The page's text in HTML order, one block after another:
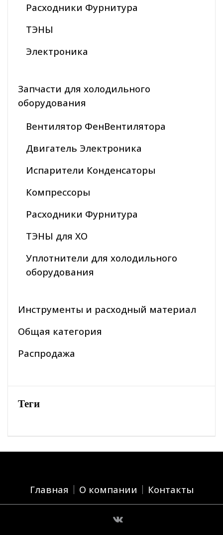
Расходники Фурнитура
ТЭНЫ
Электроника
Запчасти для холодильного
оборудования
Вентилятор ФенВентилятора
Двигатель Электроника
Испарители Конденсаторы
Компрессоры
Расходники Фурнитура
ТЭНЫ для ХО
Уплотнители для холодильного
оборудования
Инструменты и расходный материал
Общая категория
Распродажа
Теги
Главная О компании Контакты